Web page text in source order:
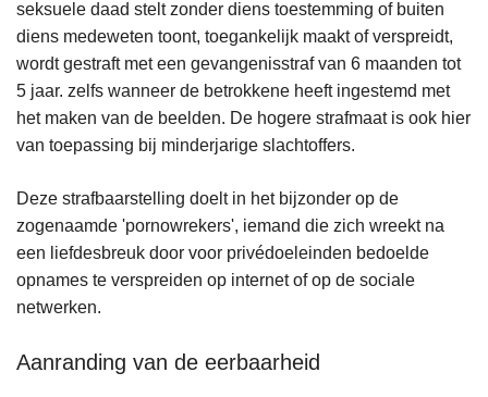
seksuele daad stelt zonder diens toestemming of buiten
diens medeweten toont, toegankelijk maakt of verspreidt,
wordt gestraft met een gevangenisstraf van 6 maanden tot
5 jaar. zelfs wanneer de betrokkene heeft ingestemd met
het maken van de beelden. De hogere strafmaat is ook hier
van toepassing bij minderjarige slachtoffers.
Deze strafbaarstelling doelt in het bijzonder op de
zogenaamde 'pornowrekers', iemand die zich wreekt na
een liefdesbreuk door voor privédoeleinden bedoelde
opnames te verspreiden op internet of op de sociale
netwerken.
Aanranding van de eerbaarheid